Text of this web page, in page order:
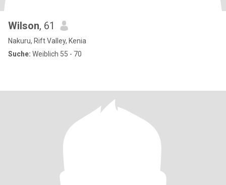
Wilson, 61
Nakuru, Rift Valley, Kenia
Suche: Weiblich 55 - 70